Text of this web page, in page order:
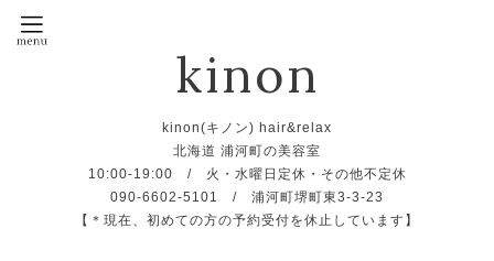
kinon
kinon(キノン) hair&relax
北海道 浦河町の美容室
10:00-19:00 / 火・水曜日定休・その他不定休
090-6602-5101 / 浦河町堺町東3-3-23
【＊現在、初めての方の予約受付を休止しています】